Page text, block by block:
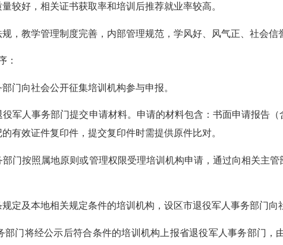
好，相关证书获取率和培训后推荐就业率较高。
教学管理制度完善，内部管理规范，学风好、风气正、社会信
：
向社会公开征集培训机构参与申报。
人事务部门提交申请材料。申请的材料包含：书面申请报告（
有效证件复印件，提交复印件时需提供原件比对。
按照属地原则或管理权限受理培训机构申请，通过向相关主管
及本地相关规定条件的培训机构，设区市退役军人事务部门向
将经公示后符合条件的培训机构上报省退役军人事务部门，